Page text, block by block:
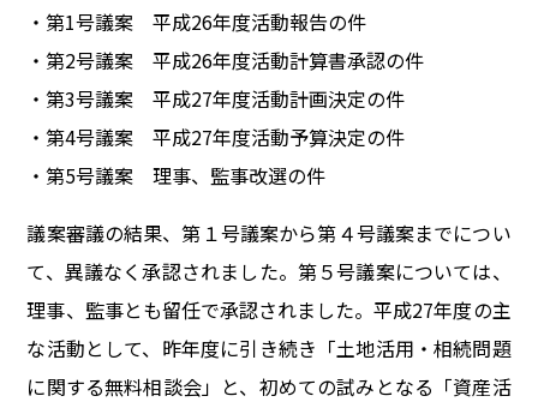
・第1号議案 平成26年度活動報告の件
・第2号議案 平成26年度活動計算書承認の件
・第3号議案 平成27年度活動計画決定の件
・第4号議案 平成27年度活動予算決定の件
・第5号議案 理事、監事改選の件
議案審議の結果、第１号議案から第４号議案までについ
て、異議なく承認されました。第５号議案については、
理事、監事とも留任で承認されました。平成27年度の主
な活動として、昨年度に引き続き「土地活用・相続問題
に関する無料相談会」と、初めての試みとなる「資産活